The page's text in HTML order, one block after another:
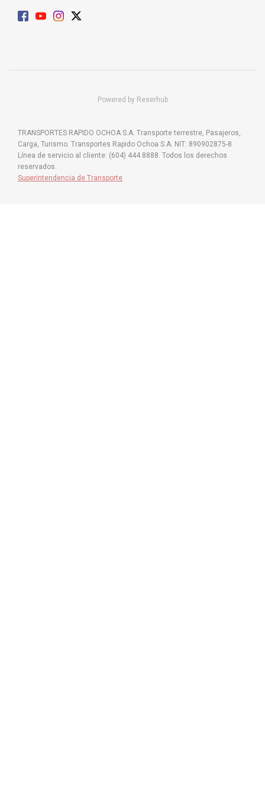
Powered by Reserhub
TRANSPORTES RAPIDO OCHOA S.A. Transporte terrestre, Pasajeros,
Carga, Turismo. Transportes Rapido Ochoa S.A. NIT: 890902875-8
Línea de servicio al cliente: (604) 444 8888. Todos los derechos
reservados.
Superintendencia de Transporte